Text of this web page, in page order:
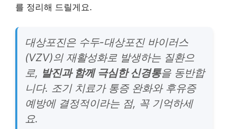
를 정리해 드릴게요.
대상포진은 수두-대상포진 바이러스
(VZV)의 재활성화로 발생하는 질환으
로, 발진과 함께 극심한 신경통을 동반합
니다. 조기 치료가 통증 완화와 후유증
예방에 결정적이라는 점, 꼭 기억하세
요.